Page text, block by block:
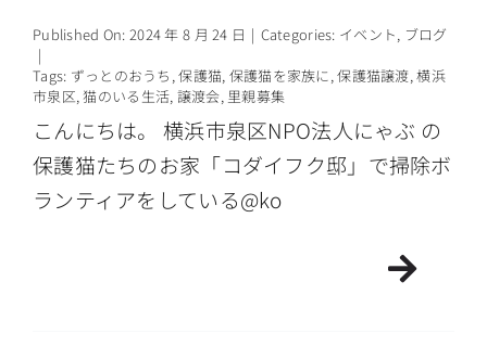
Published On: 2024 年 8 月 24 日 | Categories: イベント, ブログ
|
Tags: ずっとのおうち ,保護猫, 保護猫を家族に ,保護猫譲渡,横浜
市泉区,猫のいる生活, 譲渡会, 里親募集
こんにちは。 横浜市泉区NPO法人にゃぶ の
保護猫たちのお家「コダイフク邸」で掃除ボ
ランティアをしている@ko